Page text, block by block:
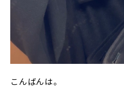
こんばんは。